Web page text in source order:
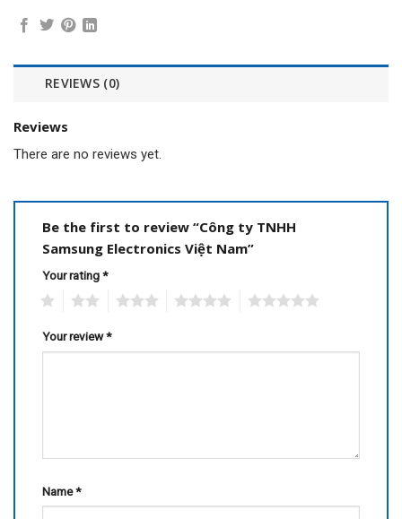
REVIEWS (0)
Reviews
There are no reviews yet.
Be the first to review “Công ty TNHH
Samsung Electronics Việt Nam”
Your rating*
Your review*
Name*